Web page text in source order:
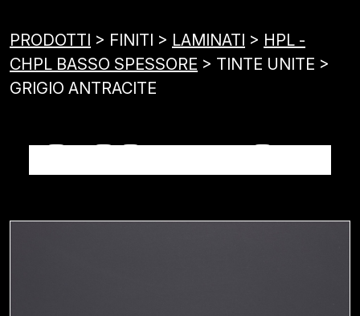
PRODOTTI > FINITI > LAMINATI > HPL -
CHPL BASSO SPESSORE > TINTE UNITE >
GRIGIO ANTRACITE
GRIGIO ANTRACITE